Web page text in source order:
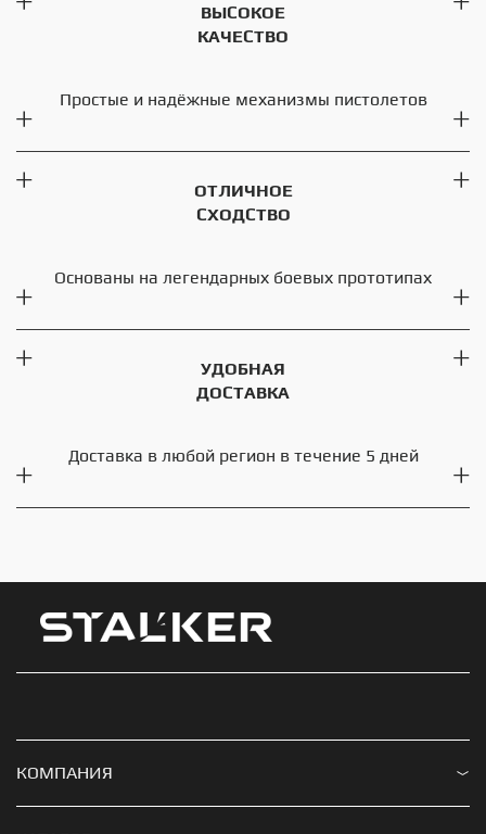
ВЫСОКОЕ
КАЧЕСТВО
Простые и надёжные механизмы пистолетов
ОТЛИЧНОЕ
СХОДСТВО
Основаны на легендарных боевых прототипах
УДОБНАЯ
ДОСТАВКА
Доставка в любой регион в течение 5 дней
КОМПАНИЯ